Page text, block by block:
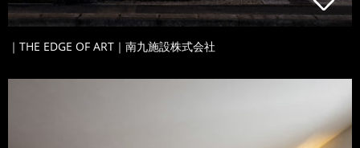
｜THE EDGE OF ART｜南九施設株式会社